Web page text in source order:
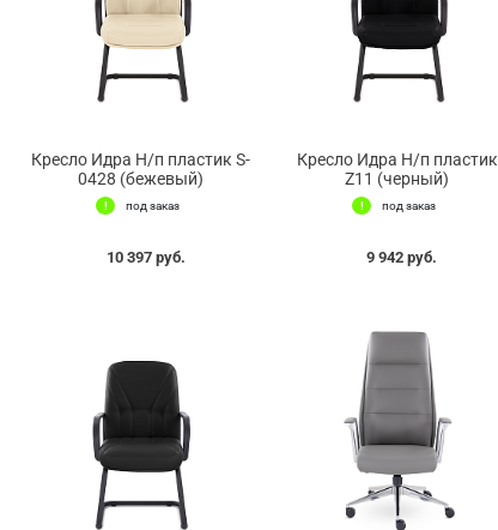
Кресло Идра Н/п пластик S-
0428 (бежевый)
под заказ
10 397 руб.
Кресло Идра Н/п пластик
Z11 (черный)
под заказ
9 942 руб.